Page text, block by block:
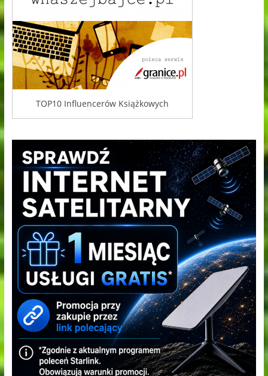
TOP10 Influencerów Książkowych